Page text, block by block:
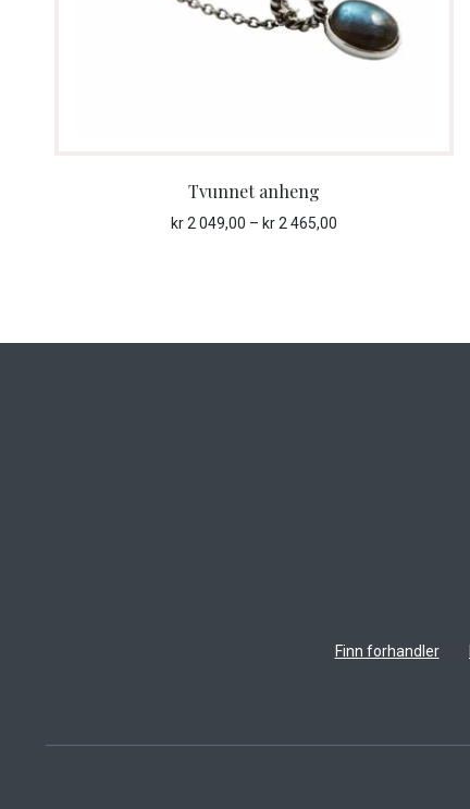
Tvunnet anheng
kr2 049,00 – kr2 465,00
Finn forhandler